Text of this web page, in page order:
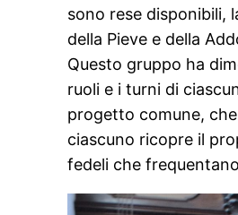
sono rese disponibili,
della Pieve e della
Questo gruppo ha
ruoli e i turni di
progetto comune,
ciascuno ricopre il
fedeli che